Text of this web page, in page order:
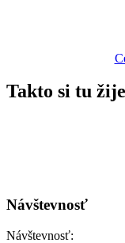
Takto si tu
Návštevnosť
Návštevnosť: